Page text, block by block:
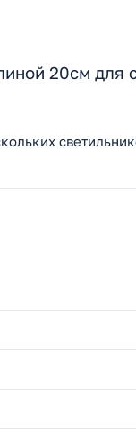
20см для